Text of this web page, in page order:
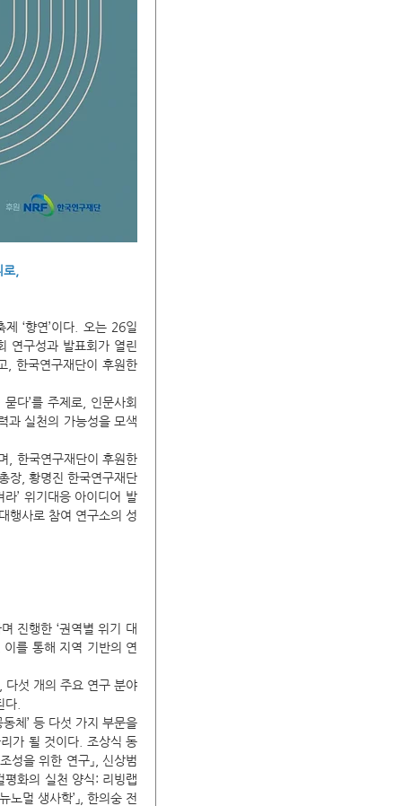
,
‘향연’이다. 오는 26일
연구성과 발표회가 열린
, 한국연구재단이 후원한
다’를 주제로, 인문사회
과 실천의 가능성을 모색
, 한국연구재단이 후원한
장, 황명진 한국연구재단
’ 위기대응 아이디어 발
행사로 참여 연구소의 성
진행한 ‘권역별 위기 대
를 통해 지역 기반의 연
다섯 개의 주요 연구 분야
.
동체’ 등 다섯 가지 부문을
가 될 것이다. 조상식 동
성을 위한 연구」, 신상범
평화의 실천 양식: 리빙랩
노멀 생사학’」, 한의숭 전